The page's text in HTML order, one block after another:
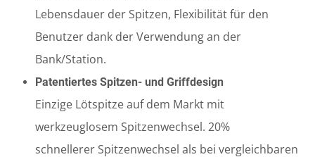
Lebensdauer der Spitzen, Flexibilität für den
Benutzer dank der Verwendung an der
Bank/Station.
Patentiertes Spitzen- und Griffdesign
Einzige Lötspitze auf dem Markt mit
werkzeuglosem Spitzenwechsel. 20%
schnellerer Spitzenwechsel als bei vergleichbaren